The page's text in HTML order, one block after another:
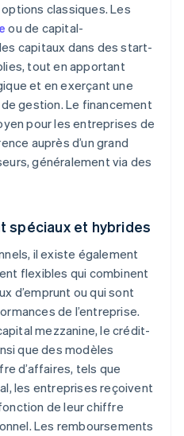
classiques. Les
ou de capital-
capitaux dans des start-
tout en apportant
et en exerçant une
gestion. Le financement
pour les entreprises de
auprès d’un grand
généralement via des
spéciaux et hybrides
il existe également
flexibles qui combinent
d’emprunt ou qui sont
de l’entreprise.
mezzanine, le crédit-
que des modèles
d’affaires, tels que
les entreprises reçoivent
de leur chiffre
Les remboursements